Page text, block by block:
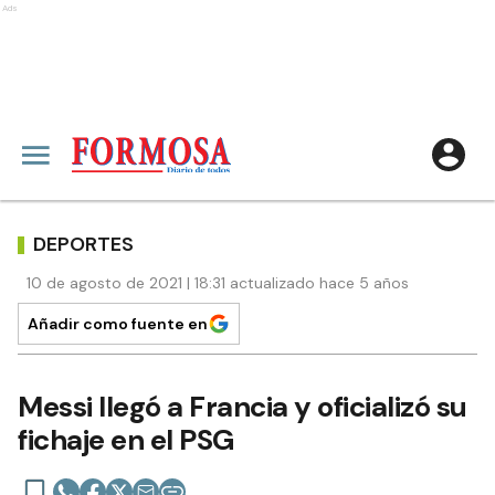
Ads
DEPORTES
10 de agosto de 2021 | 18:31 actualizado hace 5 años
Añadir como fuente en
Messi llegó a Francia y oficializó su
fichaje en el PSG